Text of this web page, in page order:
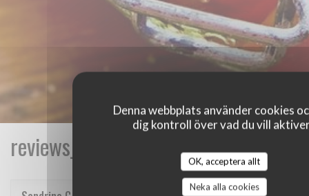
Denna webbplats använder cookies
dig kontroll över vad du vill
OK, acceptera allt
Neka alla cookies